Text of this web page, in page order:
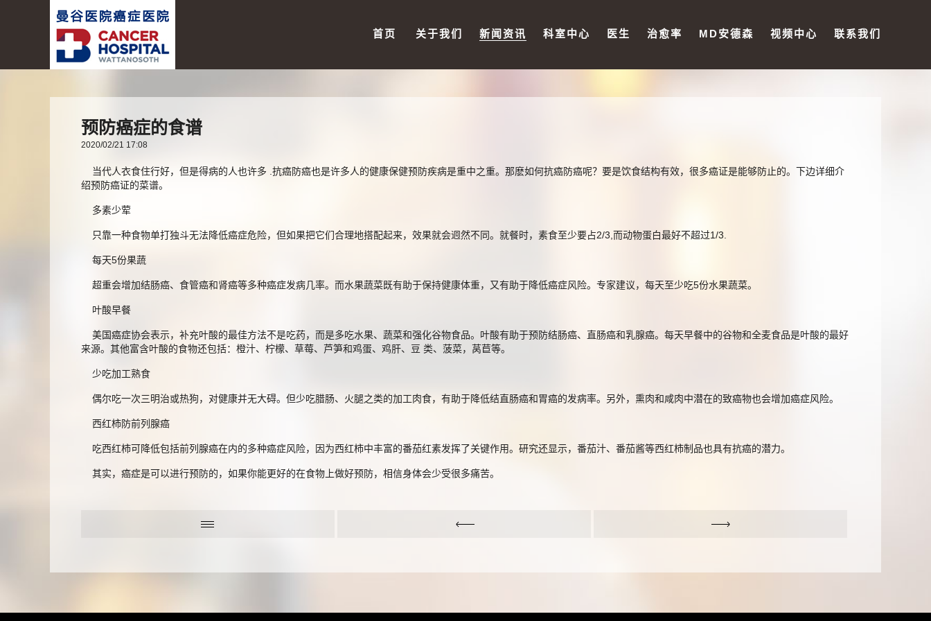
首页 关于我们 新闻资讯 科室中心 医生 治愈率 MD安德森 视频中心 联系我们
预防癌症的食谱
2020/02/21 17:08
当代人衣食住行好，但是得病的人也许多 .抗癌防癌也是许多人的健康保健预防疾病是重中之重。那麽如何抗癌防癌呢？要是饮食结构有效，很多癌证是能够防止的。下边详细介
绍预防癌证的菜谱。
多素少荤
只靠一种食物单打独斗无法降低癌症危险，但如果把它们合理地搭配起来，效果就会迥然不同。就餐时，素食至少要占2/3,而动物蛋白最好不超过1/3.
每天5份果蔬
超重会增加结肠癌、食管癌和肾癌等多种癌症发病几率。而水果蔬菜既有助于保持健康体重，又有助于降低癌症风险。专家建议，每天至少吃5份水果蔬菜。
叶酸早餐
美国癌症协会表示，补充叶酸的最佳方法不是吃药，而是多吃水果、蔬菜和强化谷物食品。叶酸有助于预防结肠癌、直肠癌和乳腺癌。每天早餐中的谷物和全麦食品是叶酸的最好
来源。其他富含叶酸的食物还包括：橙汁、柠檬、草莓、芦笋和鸡蛋、鸡肝、豆 类、菠菜，莴苣等。
少吃加工熟食
偶尔吃一次三明治或热狗，对健康并无大碍。但少吃腊肠、火腿之类的加工肉食，有助于降低结直肠癌和胃癌的发病率。另外，熏肉和咸肉中潜在的致癌物也会增加癌症风险。
西红柿防前列腺癌
吃西红柿可降低包括前列腺癌在内的多种癌症风险，因为西红柿中丰富的番茄红素发挥了关键作用。研究还显示，番茄汁、番茄酱等西红柿制品也具有抗癌的潜力。
其实，癌症是可以进行预防的，如果你能更好的在食物上做好预防，相信身体会少受很多痛苦。